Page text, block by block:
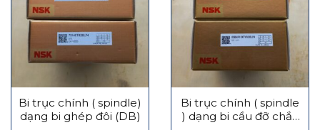
Bi trục chính ( spindle)
dạng bi ghép đôi (DB)
Bi trục chính ( spindle
) dạng bi cầu đỡ chắn